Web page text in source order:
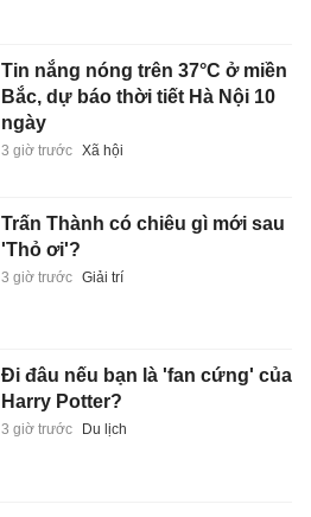
Tin nắng nóng trên 37°C ở miền
Bắc, dự báo thời tiết Hà Nội 10
ngày
3 giờ trước Xã hội
Trấn Thành có chiêu gì mới sau
'Thỏ ơi'?
3 giờ trước Giải trí
Đi đâu nếu bạn là 'fan cứng' của
Harry Potter?
3 giờ trước Du lịch